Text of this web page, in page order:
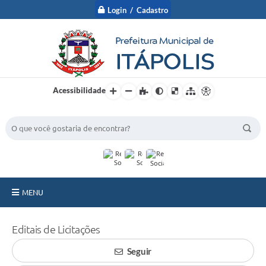
Login / Cadastro
Acessibilidade
MENU
Nossa Cidade
Editais de Licitações
Seguir